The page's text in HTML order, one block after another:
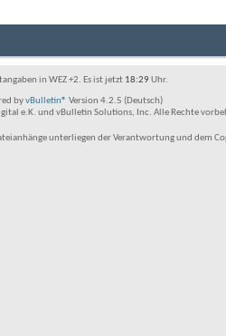
in WEZ +2. Es ist jetzt 18:29Uhr.
byvBulletin® Version 4.2.5 (Deutsch)
e.K. und vBulletin Solutions, Inc. Alle Rechte
unterliegen der Verantwortung und dem